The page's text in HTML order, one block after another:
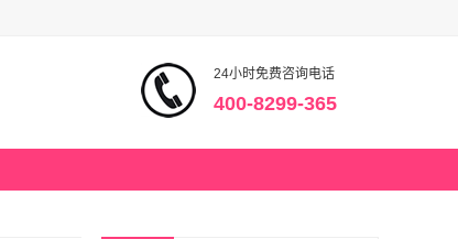
24小时免费咨询电话
400-8299-365